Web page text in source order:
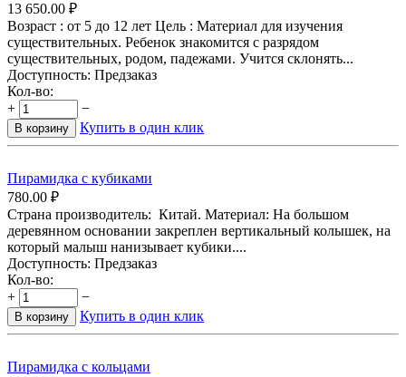
13 650.00 ₽
Возраст : от 5 до 12 лет Цель : Материал для изучения
существительных. Ребенок знакомится с разрядом
существительных, родом, падежами. Учится склонять...
Доступность: Предзаказ
Кол-во:
+
−
В корзину Купить в один клик
Пирамидка с кубиками
780.00 ₽
Страна производитель: Китай. Материал: На большом
деревянном основании закреплен вертикальный колышек, на
который малыш нанизывает кубики....
Доступность: Предзаказ
Кол-во:
+
−
В корзину Купить в один клик
Пирамидка с кольцами